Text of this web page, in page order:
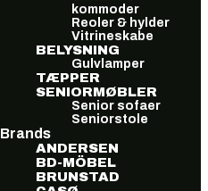
kommoder
Reoler & hylder
Vitrineskabe
BELYSNING
Gulvlamper
TÆPPER
SENIORMØBLER
Senior sofaer
Seniorstole
Brands
ANDERSEN
BD-MÖBEL
BRUNSTAD